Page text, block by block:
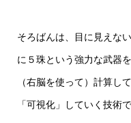
そろばんは、目に見えな
に５珠という強力な武器
（右脳を使って）計算し
「可視化」していく技術で